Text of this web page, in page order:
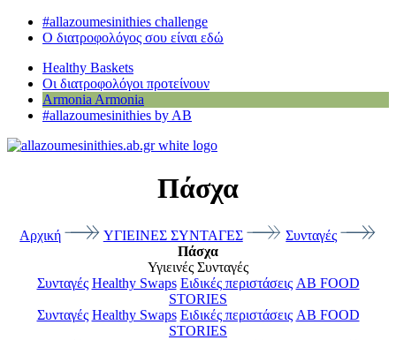
#allazoumesinithies challenge
Ο διατροφολόγος σου είναι εδώ
Healthy Baskets
Οι διατροφολόγοι προτείνουν
Armonia Armonia
#allazoumesinithies by AB
Πάσχα
Αρχική ΥΓΙΕΙΝΕΣ ΣΥΝΤΑΓΕΣ
Συνταγές
Πάσχα
Υγιεινές Συνταγές
Συνταγές Healthy Swaps Ειδικές περιστάσεις AB FOOD
STORIES
Συνταγές Healthy Swaps Ειδικές περιστάσεις AB FOOD
STORIES